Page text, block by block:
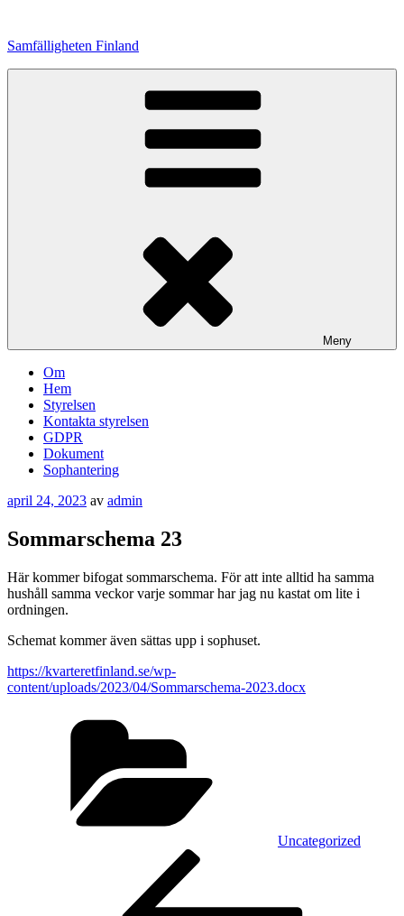
innehåll
Samfälligheten Finland
Meny
Om
Hem
Styrelsen
Kontakta styrelsen
GDPR
Dokument
Sophantering
Publicerat
april 24, 2023 av admin
Sommarschema 23
Här kommer bifogat sommarschema. För att inte alltid ha samma
hushåll samma veckor varje sommar har jag nu kastat om lite i
ordningen.
Schemat kommer även sättas upp i sophuset.
https://kvarteretfinland.se/wp-
content/uploads/2023/04/Sommarschema-2023.docx
Uncategorized
Inläggsnavigering